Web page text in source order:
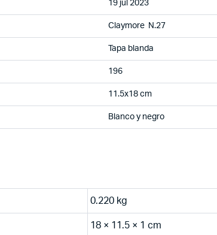
19 jul 2023
Claymore N.27
Tapa blanda
196
11.5x18 cm
Blanco y negro
0.220 kg
18 × 11.5 × 1 cm